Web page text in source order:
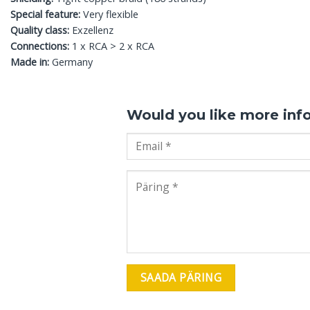
Special feature: Very flexible
Quality class: Exzellenz
Connections: 1 x RCA > 2 x RCA
Made in: Germany
Would you like more